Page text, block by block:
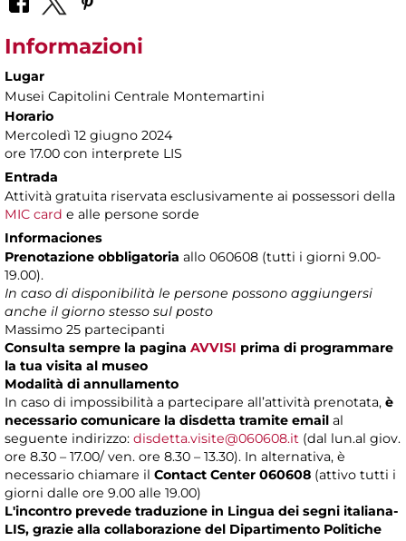
Informazioni
Lugar
Musei Capitolini Centrale Montemartini
Horario
Mercoledì 12 giugno 2024
ore 17.00 con interprete LIS
Entrada
Attività gratuita riservata esclusivamente ai possessori della
MIC card e alle persone sorde
Informaciones
Prenotazione obbligatoria allo 060608 (tutti i giorni 9.00-
19.00).
In caso di disponibilità le persone possono aggiungersi
anche il giorno stesso sul posto
Massimo 25 partecipanti
Consulta sempre la pagina AVVISI prima di programmare
la tua visita al museo
Modalità di annullamento
In caso di impossibilità a partecipare all’attività prenotata, è
necessario comunicare la disdetta tramite email al
seguente indirizzo: disdetta.visite@060608.it (dal lun.al giov.
ore 8.30 – 17.00/ ven. ore 8.30 – 13.30). In alternativa, è
necessario chiamare il Contact Center 060608 (attivo tutti i
giorni dalle ore 9.00 alle 19.00)
L'incontro prevede traduzione in Lingua dei segni italiana-
LIS, grazie alla collaborazione del Dipartimento Politiche